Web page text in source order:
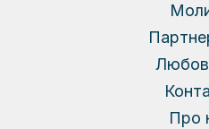
Любов
Про